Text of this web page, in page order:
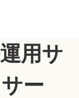
用サ
ー